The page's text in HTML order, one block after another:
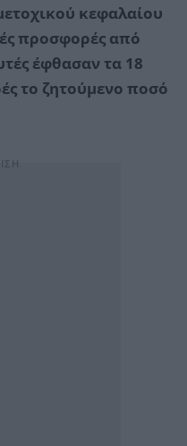
κεφαλαίου
προσφορές από
έφθασαν τα 18
το ζητούμενο ποσό